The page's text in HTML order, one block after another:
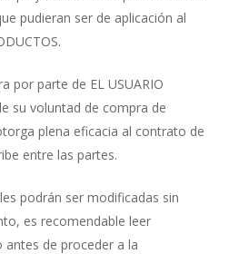
pudieran ser de aplicación al
por parte de EL USUARIO
su voluntad de compra de
plena eficacia al contrato de
entre las partes.
podrán ser modificadas sin
es recomendable leer
de proceder a la